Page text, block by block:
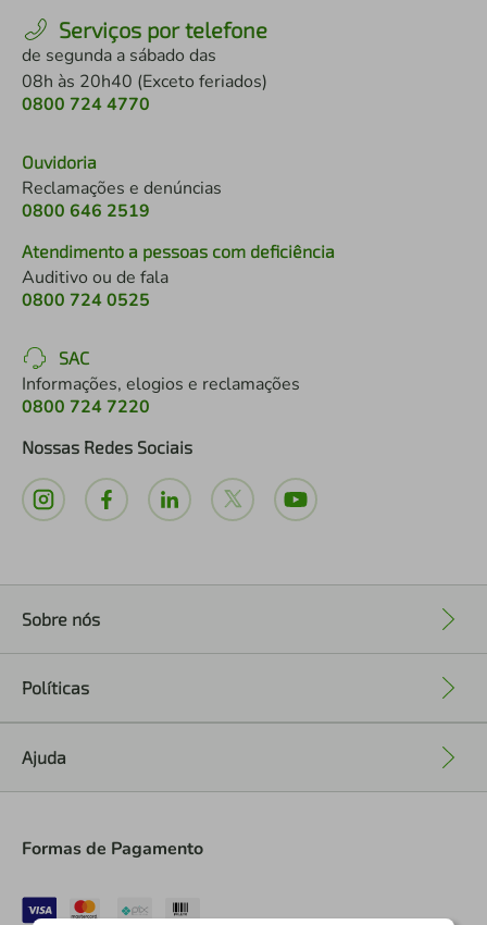
Serviços por telefone
de segunda a sábado das
08h às 20h40 (Exceto feriados)
0800 724 4770
Ouvidoria
Reclamações e denúncias
0800 646 2519
Atendimento a pessoas com deficiência
Auditivo ou de fala
0800 724 0525
SAC
Informações, elogios e reclamações
0800 724 7220
Nossas Redes Sociais
Sobre nós
Políticas
Ajuda
Formas de Pagamento